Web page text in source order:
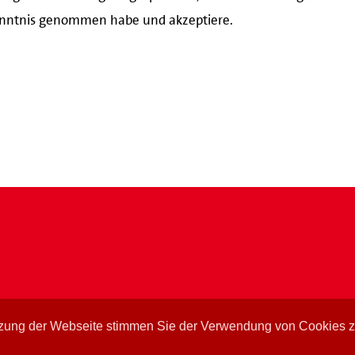
der Webseite stimmen Sie der Verwendung von Cookies
genommen habe und akzeptiere.